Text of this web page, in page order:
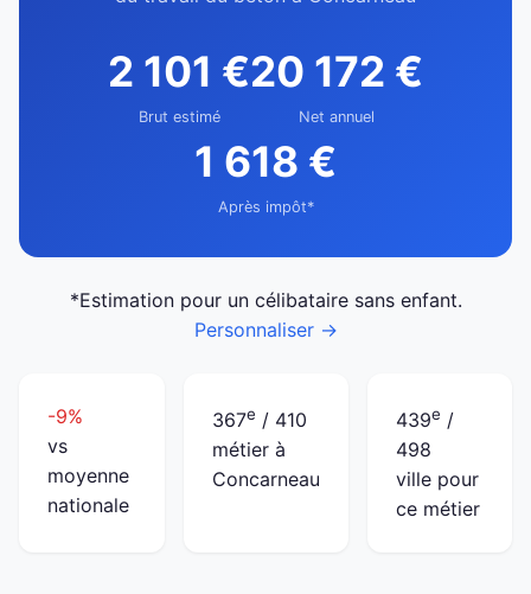
2 101 €
Brut estimé
20 172 €
Net annuel
1 618 €
Après impôt*
*Estimation pour un célibataire sans enfant.
Personnaliser →
-9%
vs
moyenne
nationale
367e / 410
métier à
Concarneau
439e /
498
ville pour
ce métier